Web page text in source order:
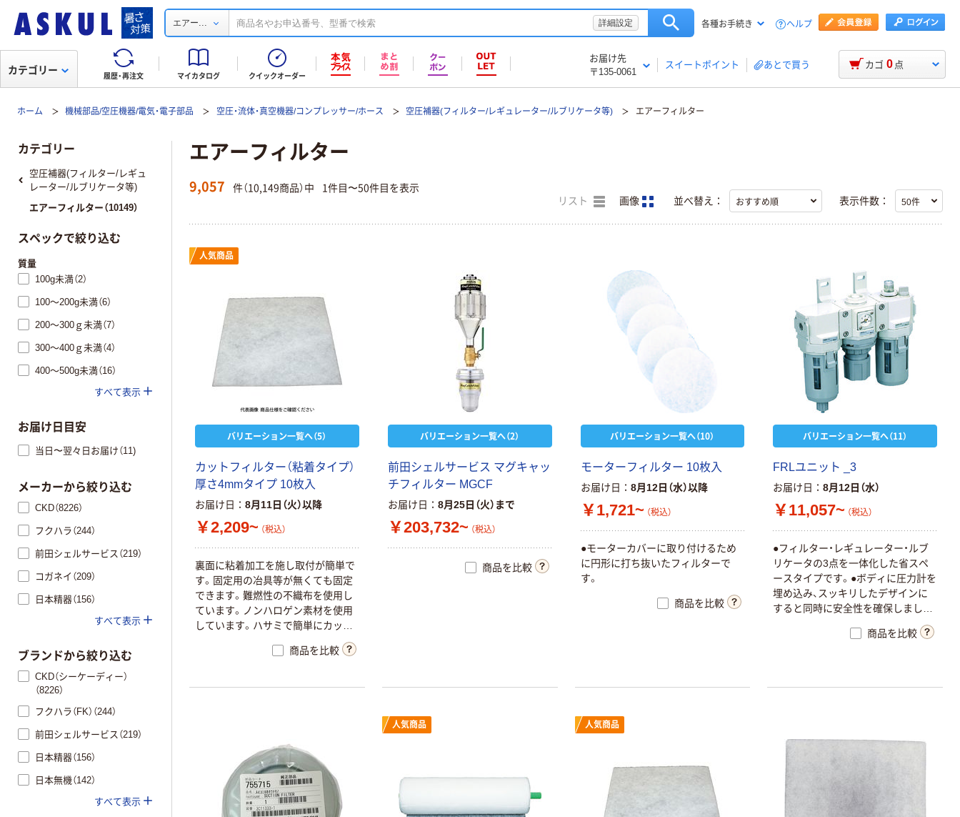
エアー... 詳細設定 各種お手続き ヘルプ
履歴・再注文 マイカタログ クイックオーダー
お届け先
〒135-0061
スイートポイント あとで買う
カテゴリー カゴ 0 点
ホーム 機械部品/空圧機器/電気・電子部品 空圧・流体・真空機器/コンプレッサー/ホース 空圧補器(フィルター/レギュレーター/ルブリケータ等) エアーフィルター
エアーフィルター
9,057 件（10,149商品）中 1件目〜50件目を表示
リスト 画像 並べ替え： 表示件数：
人気商品
バリエーション一覧へ（5）
カットフィルター（粘着タイプ）
厚さ4mmタイプ 10枚入
お届け日 8月11日（火）以降
￥2,209~ （税込）
裏面に粘着加工を施し取付が簡単で
す。固定用の冶具等が無くても固定
できます。難燃性の不織布を使用し
ています。ノンハロゲン素材を使用
しています。ハサミで簡単にカット
できます。工場内のエアコンや換気
口、制御盤やモーターの吸気部分に
パソコンやサーバーの吸気口に取り
適合） カットタイプ ポリエステル
商品を比較
バリエーション一覧へ（2）
前田シェルサービス マグキャッ
チフィルター MGCF
お届け日 8月25日（火）まで
￥203,732~ （税込）
商品を比較
バリエーション一覧へ（10）
モーターフィルター 10枚入
お届け日 8月12日（水）以降
￥1,721~ （税込）
●モーターカバーに取り付けるため
に円形に打ち抜いたフィルターで
す。
商品を比較
バリエーション一覧へ（11）
FRLユニット _3
お届け日 8月12日（水）
￥11,057~ （税込）
●フィルター・レギュレーター・ルブ
リケータの3点を一体化した省スペ
ースタイプです。●ボディに圧力計を
埋め込み、スッキリしたデザインに
すると同時に安全性を確保しまし
た。●部分的に破損した時は該当部分
の交換のみで対応可能です。
商品を比較
人気商品 人気商品
カテゴリー
空圧補器(フィルター/レギュ
レーター/ルブリケータ等)
エアーフィルター（10149）
スペックで絞り込む
質量
100g未満（2）
100～200g未満（6）
200～300ｇ未満（7）
300～400ｇ未満（4）
400～500g未満（16）
すべて表示
お届け日目安
当日〜翌々日お届け（11)
メーカーから絞り込む
CKD（8226）
フクハラ（244）
前田シェルサービス（219）
コガネイ（209）
日本精器（156）
すべて表示
ブランドから絞り込む
CKD（シーケーディー）
（8226）
フクハラ（FK）（244）
前田シェルサービス（219）
日本精器（156）
日本無機（142）
すべて表示